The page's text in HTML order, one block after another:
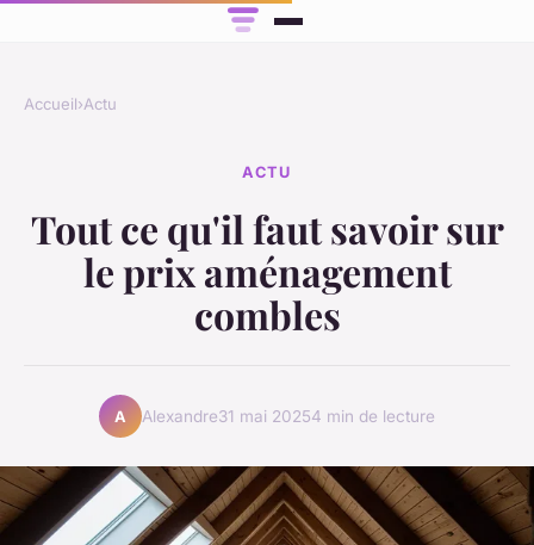
Accueil›Actu
ACTU
Tout ce qu'il faut savoir sur
le prix aménagement
combles
A Alexandre31 mai 20254 min de lecture